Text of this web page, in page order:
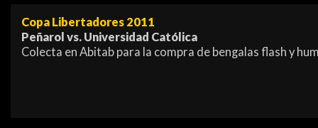
Copa Libertadores 2011
Peñarol vs. Universidad Católica
Colecta en Abitab para la compra de bengalas flash y